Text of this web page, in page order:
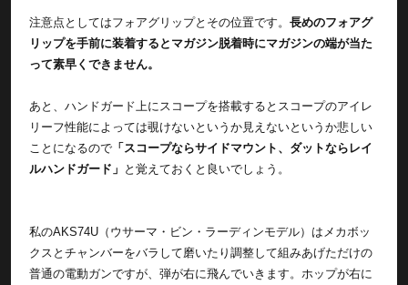
注意点としてはフォアグリップとその位置です。 長めのフォアグ
リップを手前に装着するとマガジン脱着時にマガジンの端が当た
って素早くできません。
あと、ハンドガード上にスコープを搭載するとスコープのアイレ
リーフ性能によっては覗けないというか見えないというか悲しい
ことになるので 「スコープならサイドマウント、ダットならレイ
ルハンドガード」 と覚えておくと良いでしょう。
私のAKS74U（ウサーマ・ビン・ラーディンモデル）はメカボッ
クスとチャンバーをバラして磨いたり調整して組みあげただけの
普通の電動ガンですが、弾が右に飛んでいきます。ホップが右に